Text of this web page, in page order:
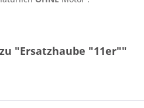
"Ersatzhaube "11er""